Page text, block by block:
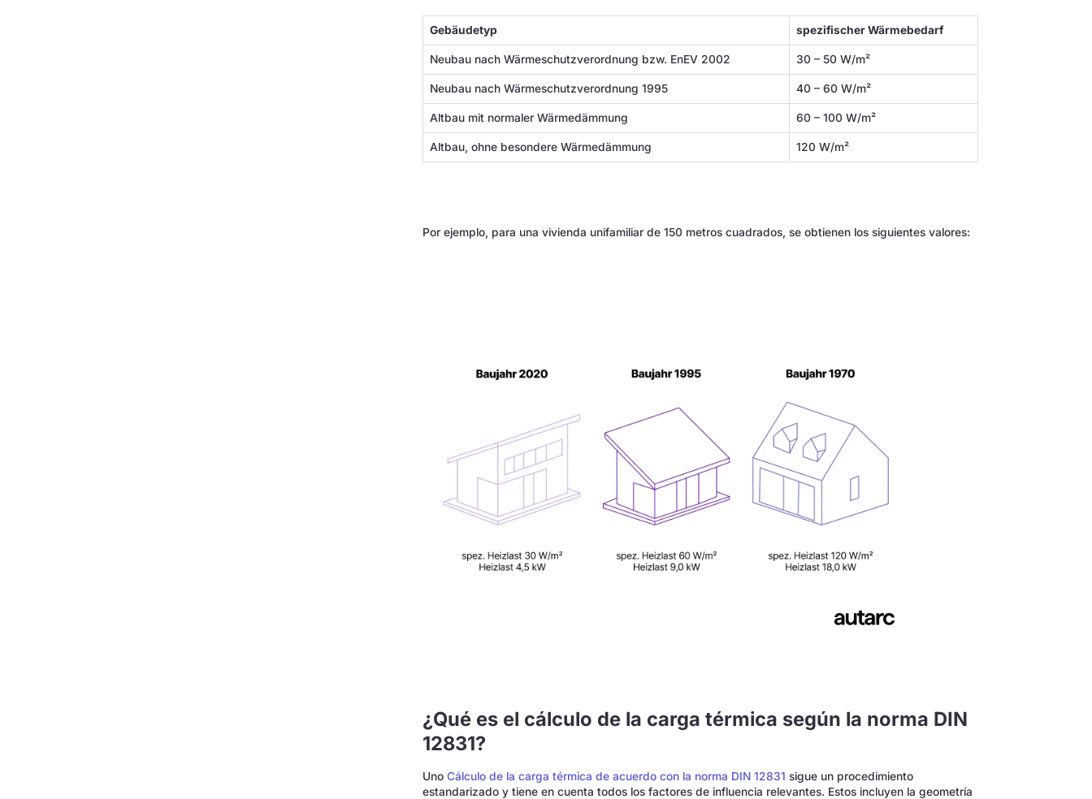
Gebäudetyp spezifischer Wärmebedarf
Neubau nach Wärmeschutzverordnung bzw. EnEV 2002 30 – 50 W/m²
Neubau nach Wärmeschutzverordnung 1995 40 – 60 W/m²
Altbau mit normaler Wärmedämmung 60 – 100 W/m²
Altbau, ohne besondere Wärmedämmung 120 W/m²
Por ejemplo, para una vivienda unifamiliar de 150 metros cuadrados, se obtienen los siguientes valores:
¿Qué es el cálculo de la carga térmica según la norma DIN
12831?
UnoCálculo de la carga térmica de acuerdo con la norma DIN 12831 sigue un procedimiento
estandarizado y tiene en cuenta todos los factores de influencia relevantes. Estos incluyen la geometría